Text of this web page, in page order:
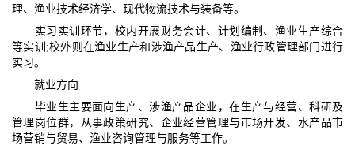
理、渔业技术经济学、现代物流技术与装备等。​
实习实训环节，校内开展财务会计、计划编制、渔业生产综合
等实训;校外则在渔业生产和涉渔产品生产、渔业行政管理部门进行
实习。​
就业方向​
毕业生主要面向生产、涉渔产品企业，在生产与经营、科研及
管理岗位群，从事政策研究、企业经营管理与市场开发、水产品市
场营销与贸易、渔业咨询管理与服务等工作。​